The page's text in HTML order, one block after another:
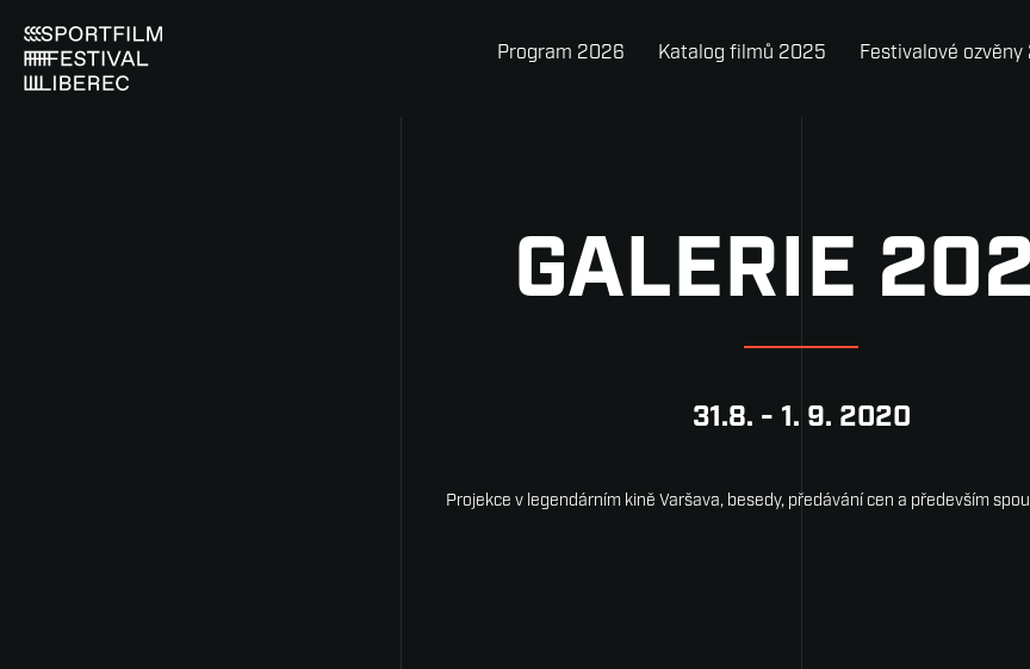
Program 2026 Katalog filmů 2025 Festivalové ozvěny
GALERIE
31.8. - 1. 9. 2020
Projekce v legendárním kině Varšava, besedy, předávání cen a především